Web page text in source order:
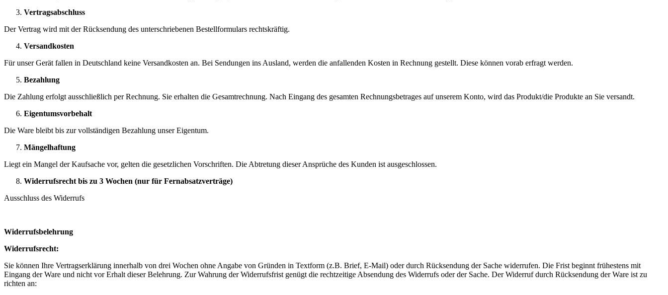
Vertragsabschluss
Der Vertrag wird mit der Rücksendung des unterschriebenen Bestellformulars rechtskräftig.
Versandkosten
Für unser Gerät fallen in Deutschland keine Versandkosten an. Bei Sendungen ins Ausland, werden die anfallenden Kosten in Rechnung gestellt. Diese können vorab erfragt werden.
Bezahlung
Die Zahlung erfolgt ausschließlich per Rechnung. Sie erhalten die Gesamtrechnung. Nach Eingang des gesamten Rechnungsbetrages auf unserem Konto, wird das Produkt/die Produkte an Sie versandt.
Eigentumsvorbehalt
Die Ware bleibt bis zur vollständigen Bezahlung unser Eigentum.
Mängelhaftung
Liegt ein Mangel der Kaufsache vor, gelten die gesetzlichen Vorschriften. Die Abtretung dieser Ansprüche des Kunden ist ausgeschlossen.
Widerrufsrecht bis zu 3 Wochen (nur für Fernabsatzverträge)
Ausschluss des Widerrufs
Widerrufsbelehrung
Widerrufsrecht:
Sie können Ihre Vertragserklärung innerhalb von drei Wochen ohne Angabe von Gründen in Textform (z.B. Brief, E-Mail) oder durch Rücksendung der Sache widerrufen. Die Frist beginnt frühestens mit
Eingang der Ware und nicht vor Erhalt dieser Belehrung. Zur Wahrung der Widerrufsfrist genügt die rechtzeitige Absendung des Widerrufs oder der Sache. Der Widerruf durch Rücksendung der Ware ist zu
richten an: